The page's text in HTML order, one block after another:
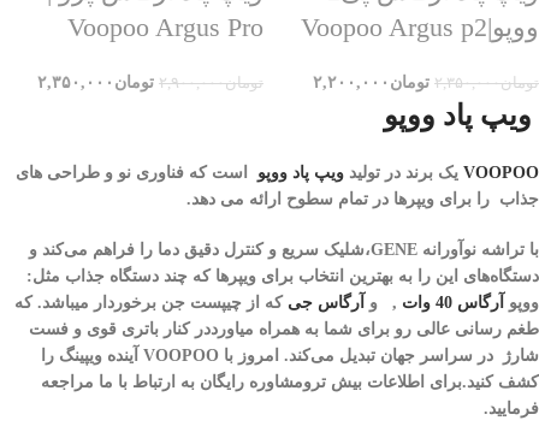
ووپو|Voopoo Argus p2
تومان۲,۳۵۰,۰۰۰ تومان ۲,۲۰۰,۰۰۰
Voopoo Argus Pro
تومان۲,۹۰۰,۰۰۰ تومان ۲,۳۵۰,۰۰۰
ویپ پاد ووپو
VOOPOO یک برند در تولید ویپ پاد ووپو است که فناوری نو و طراحی های
جذاب را برای ویپرها در تمام سطوح ارائه می دهد.
با تراشه نوآورانه GENE،شلیک سریع و کنترل دقیق دما را فراهم می‌کند و
دستگاه‌های این را به بهترین انتخاب برای ویپرها که چند دستگاه جذاب مثل:
ووپو آرگاس 40 وات , و آرگاس جی که از چیپست جن برخوردار میباشد. که
طغم رسانی عالی رو برای شما به همراه میاورددر کنار باتری قوی و فست
شارژ در سراسر جهان تبدیل می‌کند. امروز با VOOPOO آینده ویپینگ را
کشف کنید.برای اطلاعات بیش ترومشاوره رایگان به ارتباط با ما مراجعه
فرمایید.